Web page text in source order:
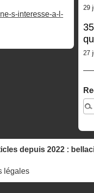
s-interesse-a-l-
29
27
depuis 2022 :
légales